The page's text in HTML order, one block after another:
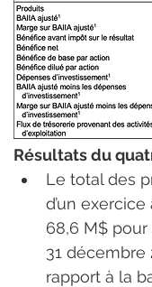
Résultats du
Le total des
d’un exercice
68,6 M$
31
rapport à la